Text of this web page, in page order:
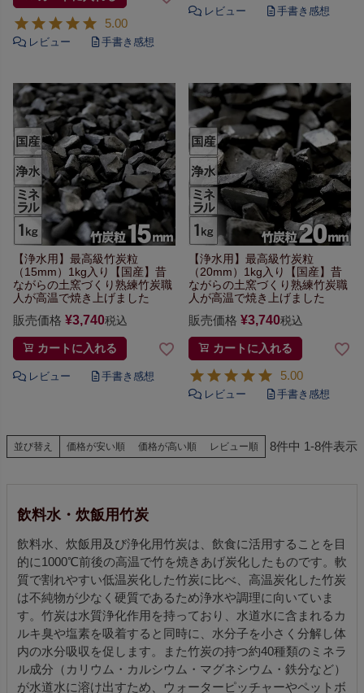
5.00
【浄水用】最高級竹炭粒
（15mm）1kg入り
【国産】昔
ながらの土窯づくり熟練竹炭職
人が高温で焼き上げました
販売価格 ¥3,740税込
カートに入れる
【浄水用】最高級竹炭粒
（20mm）1kg入り
【国産】昔
ながらの土窯づくり熟練竹炭職
人が高温で焼き上げました
販売価格 ¥3,740税込
カートに入れる
5.00
並び替え 価格が安い順 価格が高い順 レビュー順 8件中 1-8件表示
飲料水・炊飯用竹炭
飲料水、炊飯用及び浄化用竹炭は、飲食に活用することを目
的に1000℃前後の高温で竹を焼きあげ炭化したものです。軟
質で割れやすい低温炭化した竹炭に比べ、高温炭化した竹炭
は不純物が少なく硬質であるため浄水や調理に向いていま
す。竹炭は水質浄化作用を持っており、水道水に含まれるカ
ルキ臭や塩素を吸着すると同時に、水分子を小さく分解し体
内の水分吸収を促します。また竹炭の持つ約40種類のミネラ
ル成分（カリウム・カルシウム・マグネシウム・鉄分など）
が水道水に溶け出すため、ウォーターピッチャーやペットボ